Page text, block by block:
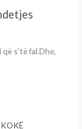
s’të fal.Dhe,